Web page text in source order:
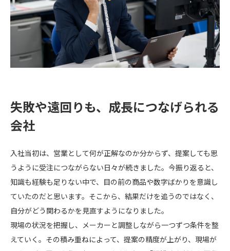
失敗や遠回りも、成長につなげられる
会社
入社当初は、営業として何が正解なのか分からず、提案しても思
うように受注につながらない日々が続きました。今振り返ると、
知識も経験も足りない中で、目の前の商品や数字ばかりを意識し
ていたのだと思います。そこから、結果だけを追うのではなく、
自分がどう関わるかを見直すようになりました。
現場の状況を把握し、メーカーと調整しながら一つずつ条件を整
えていく。その積み重ねによって、提案の精度が上がり、現場が